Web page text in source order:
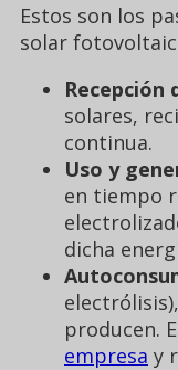
Estos son los
solar
Recepción
solares,
continua.
Uso y
en tiempo
dicha
producen.
empresa y